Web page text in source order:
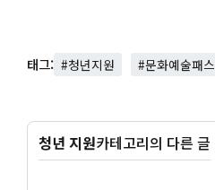
태그: #청년지원 #문화예술패스
청년 지원카테고리의 다른 글